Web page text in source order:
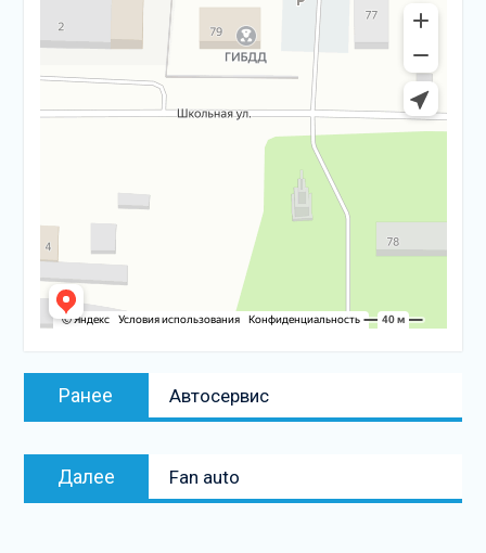
Навигация
Ранее
Предыдущая
запись:
Автосервис
Далее
Следующая
запись
Fan auto